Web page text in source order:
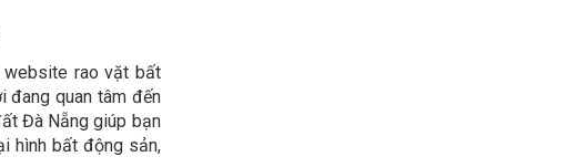
rao vặt bất
đang quan tâm đến
Đà Nẵng giúp bạn
hình bất động sản,